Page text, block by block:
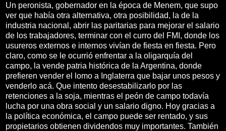
Un peronista, gobernador en la época de Menem, que supo
ver que había otra alternativa, otra posibilidad, la de la
industria nacional, abrir las paritarias para mejorar el salario
de los trabajadores, terminar con el curro del FMI, donde los
usureros externos e internos vivían de fiesta en fiesta. Pero
claro, como se le ocurrió enfrentar a la oligarquía del
campo, la vende patria histórica de la Argentina, donde
prefieren vender el lomo a Inglaterra que bajar unos pesos y
venderlo acá. Que intento desestabilizarlo por las
retenciones a la soja, mientras el peón de campo todavía
lucha por una obra social y un salario digno. Hoy gracias a
la política económica, el campo puede ser rentado, y sus
propietarios obtienen dividendos muy importantes. También